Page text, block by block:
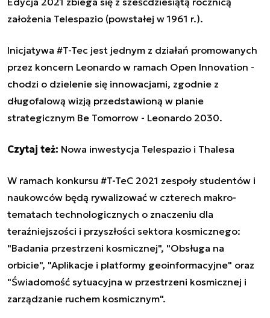
założenia Telespazio (powstałej w 1961 r.).
Inicjatywa #T-Tec jest jednym z działań promowanych
przez koncern Leonardo w ramach Open Innovation -
chodzi o dzielenie się innowacjami, zgodnie z
długofalową wizją przedstawioną w planie
strategicznym Be Tomorrow - Leonardo 2030.
Czytaj też: Nowa inwestycja Telespazio i Thalesa
W ramach konkursu #T-TeC 2021 zespoły studentów i
naukowców będą rywalizować w czterech makro-
tematach technologicznych o znaczeniu dla
teraźniejszości i przyszłości sektora kosmicznego:
"Badania przestrzeni kosmicznej", "Obsługa na
orbicie", "Aplikacje i platformy geoinformacyjne" oraz
"Świadomość sytuacyjna w przestrzeni kosmicznej i
zarządzanie ruchem kosmicznym".